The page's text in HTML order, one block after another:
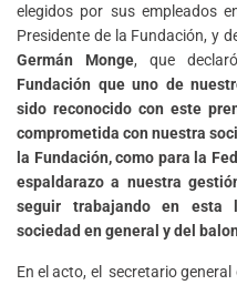
elegidos por sus empleados
Presidente de la Fundación, y
Germán Monge, que
Fundación que uno de
sido reconocido con este
comprometida con nuestra
la Fundación, como para la
espaldarazo a nuestra
seguir trabajando en esta
sociedad en general y del
En el acto, el secretario